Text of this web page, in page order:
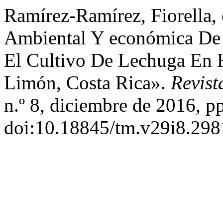
Ramírez-Ramírez,
Ambiental Y económica
El Cultivo De Lechuga En
Limón, Costa Rica».
n.º 8, diciembre de 2016,
doi:10.18845/